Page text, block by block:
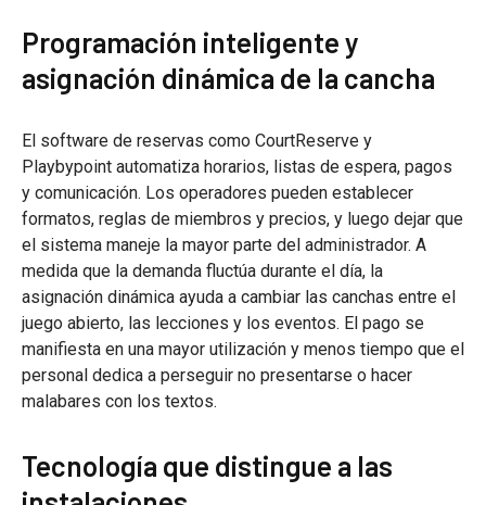
Programación inteligente y
asignación dinámica de la cancha
El software de reservas como CourtReserve y
Playbypoint automatiza horarios, listas de espera, pagos
y comunicación. Los operadores pueden establecer
formatos, reglas de miembros y precios, y luego dejar que
el sistema maneje la mayor parte del administrador. A
medida que la demanda fluctúa durante el día, la
asignación dinámica ayuda a cambiar las canchas entre el
juego abierto, las lecciones y los eventos. El pago se
manifiesta en una mayor utilización y menos tiempo que el
personal dedica a perseguir no presentarse o hacer
malabares con los textos.
Tecnología que distingue a las